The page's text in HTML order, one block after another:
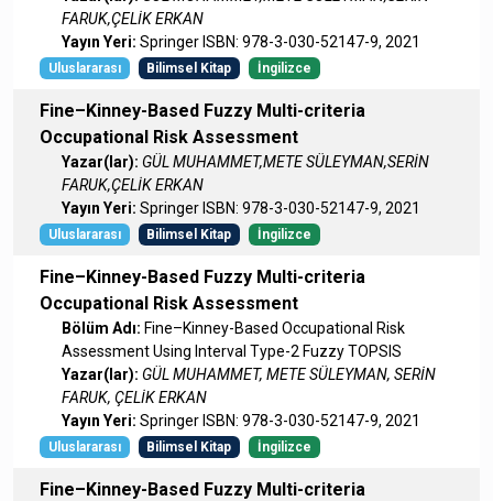
FARUK,ÇELİK ERKAN
Yayın Yeri: Springer ISBN: 978-3-030-52147-9, 2021
Uluslararası Bilimsel Kitap İngilizce
Fine–Kinney-Based Fuzzy Multi-criteria
Occupational Risk Assessment
Yazar(lar): GÜL MUHAMMET,METE SÜLEYMAN,SERİN
FARUK,ÇELİK ERKAN
Yayın Yeri: Springer ISBN: 978-3-030-52147-9, 2021
Uluslararası Bilimsel Kitap İngilizce
Fine–Kinney-Based Fuzzy Multi-criteria
Occupational Risk Assessment
Bölüm Adı: Fine–Kinney-Based Occupational Risk
Assessment Using Interval Type-2 Fuzzy TOPSIS
Yazar(lar): GÜL MUHAMMET, METE SÜLEYMAN, SERİN
FARUK, ÇELİK ERKAN
Yayın Yeri: Springer ISBN: 978-3-030-52147-9, 2021
Uluslararası Bilimsel Kitap İngilizce
Fine–Kinney-Based Fuzzy Multi-criteria